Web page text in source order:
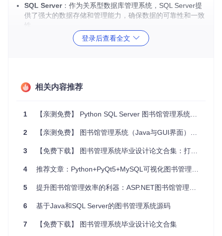
SQL Server：作为关系型数据库管理系统，SQL Server提
供了强大的数据存储和管理能力，确保数据的可靠性和一致
性。
：这是一个Python模块，用于连接SQL Server数
据库，提供了简单易用的API，方便开发者进行数据库操
开发环境
Python版本：Python 3.x
数据库：Microsoft SQL Server Management Studio 18
小型图书馆：对于小型图书馆或学校图书馆，该系统能够
和归还。
学习工具
：对于学习数据库和GUI编程的学生来说，这是
一个很好的实践项目，能够帮助他们理解数据库操作和图
形界面设计。
登录后查看全文
相关内容推荐
1 【亲测免费】 Python SQL Server 图书馆管理系统带GUI（简单版）
2 【亲测免费】 图书馆管理系统（Java与GUI界面）附源码、SQL Server数据库及报告
3 【免费下载】 图书管理系统毕业设计论文合集：打造高效图书馆管理解决方案
4 推荐文章：Python+PyQt5+MySQL可视化图书管理系统
5 提升图书馆管理效率的利器：ASP.NET图书馆管理信息系统
6 基于Java和SQL Server的图书管理系统源码
7 【免费下载】 图书管理系统毕业设计论文合集